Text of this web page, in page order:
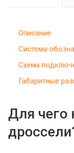
Описание
Система
Схема
Габаритные
Для чего